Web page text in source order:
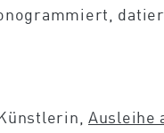
Ausleihe